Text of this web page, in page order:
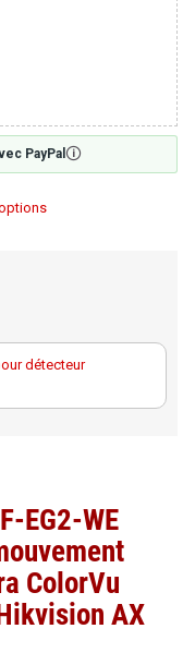
PayPal 🛈
détecteur
EG2-WE
ColorVu
AX